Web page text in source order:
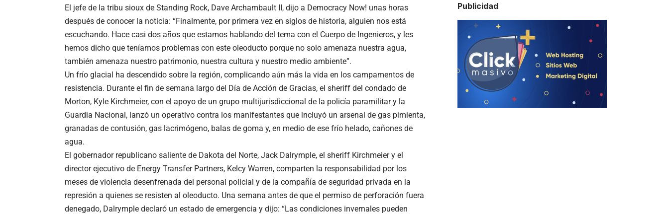
El jefe de la tribu sioux de Standing Rock, Dave Archambault II, dijo a Democracy Now! unas horas
después de conocer la noticia: “Finalmente, por primera vez en siglos de historia, alguien nos está
escuchando. Hace casi dos años que estamos hablando del tema con el Cuerpo de Ingenieros, y les
hemos dicho que teníamos problemas con este oleoducto porque no solo amenaza nuestra agua,
también amenaza nuestro patrimonio, nuestra cultura y nuestro medio ambiente”.
Un frío glacial ha descendido sobre la región, complicando aún más la vida en los campamentos de
resistencia. Durante el fin de semana largo del Día de Acción de Gracias, el sheriff del condado de
Morton, Kyle Kirchmeier, con el apoyo de un grupo multijurisdiccional de la policía paramilitar y la
Guardia Nacional, lanzó un operativo contra los manifestantes que incluyó un arsenal de gas pimienta,
granadas de contusión, gas lacrimógeno, balas de goma y, en medio de ese frío helado, cañones de
agua.
El gobernador republicano saliente de Dakota del Norte, Jack Dalrymple, el sheriff Kirchmeier y el
director ejecutivo de Energy Transfer Partners, Kelcy Warren, comparten la responsabilidad por los
meses de violencia desenfrenada del personal policial y de la compañía de seguridad privada en la
represión a quienes se resisten al oleoducto. Una semana antes de que el permiso de perforación fuera
denegado, Dalrymple declaró un estado de emergencia y dijo: “Las condiciones invernales pueden
Publicidad